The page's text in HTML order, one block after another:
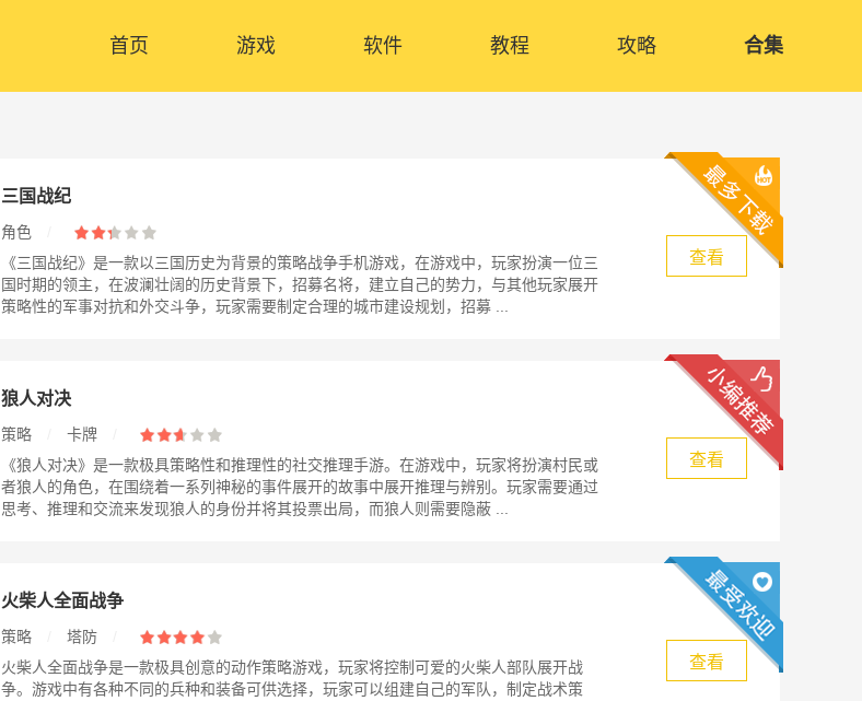
首页 游戏 软件 教程 攻略 合集
三国战纪
角色
《三国战纪》是一款以三国历史为背景的策略战争手机游戏，在游戏中，玩家扮演一位三
国时期的领主，在波澜壮阔的历史背景下，招募名将，建立自己的势力，与其他玩家展开
策略性的军事对抗和外交斗争，玩家需要制定合理的城市建设规划，招募 ...
查看
狼人对决
策略 卡牌
《狼人对决》是一款极具策略性和推理性的社交推理手游。在游戏中，玩家将扮演村民或
者狼人的角色，在围绕着一系列神秘的事件展开的故事中展开推理与辨别。玩家需要通过
思考、推理和交流来发现狼人的身份并将其投票出局，而狼人则需要隐蔽 ...
查看
火柴人全面战争
策略 塔防
火柴人全面战争是一款极具创意的动作策略游戏，玩家将控制可爱的火柴人部队展开战
争。游戏中有各种不同的兵种和装备可供选择，玩家可以组建自己的军队，制定战术策
查看